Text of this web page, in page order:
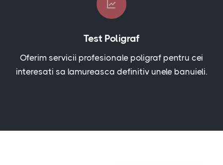
Test Poligraf
Oferim servicii profesionale poligraf pentru cei
interesati sa lamureasca definitiv unele banuieli.